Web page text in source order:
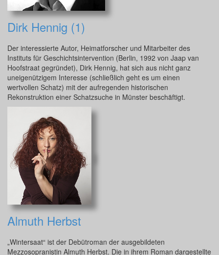
Dirk Hennig (1)
Der interessierte Autor, Heimatforscher und Mitarbeiter des
Instituts für Geschichtsintervention (Berlin, 1992 von Jaap van
Hoofstraat gegründet), Dirk Hennig, hat sich aus nicht ganz
uneigenützigem Interesse (schließlich geht es um einen
wertvollen Schatz) mit der aufregenden historischen
Rekonstruktion einer Schatzsuche in Münster beschäftigt.
Almuth Herbst
„Wintersaat“ ist der Debütroman der ausgebildeten
Mezzosopranistin Almuth Herbst. Die in ihrem Roman dargestellte